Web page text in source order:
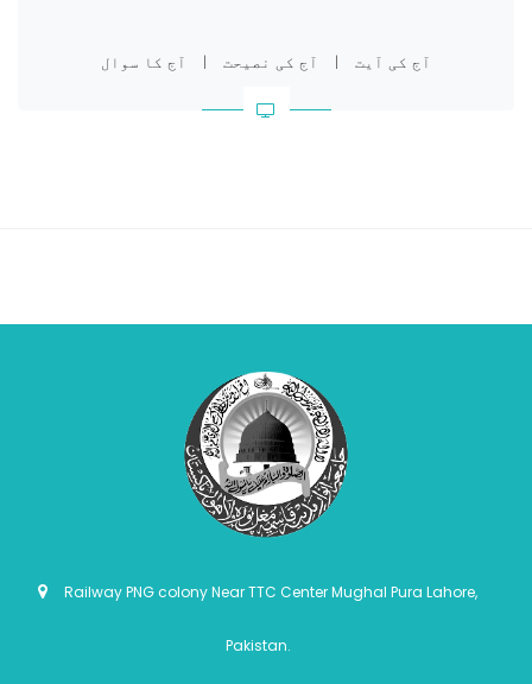
آج کی آیت | آج کی نصیحت | آج کا سوال
Railway PNG colony Near TTC Center Mughal Pura Lahore,
Pakistan.